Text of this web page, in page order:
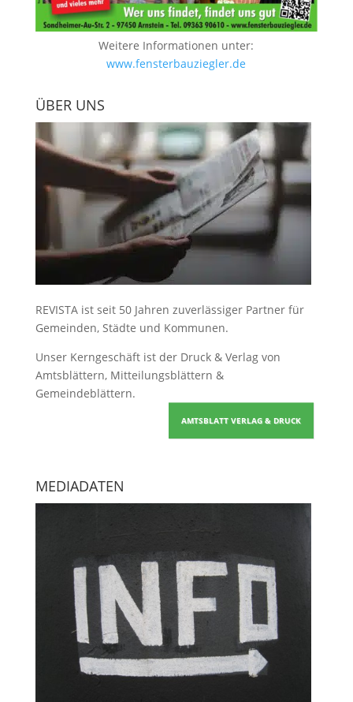
Weitere Informationen unter:
www.fensterbauziegler.de
ÜBER UNS
REVISTA ist seit 50 Jahren zuverlässiger Partner für
Gemeinden, Städte und Kommunen.
Unser Kerngeschäft ist der Druck & Verlag von
Amtsblättern, Mitteilungsblättern &
Gemeindeblättern.
AMTSBLATT VERLAG & DRUCK
MEDIADATEN